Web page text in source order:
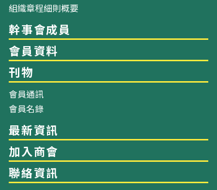
網站地圖
關於我們
組織章程細則概要
會員通訊
會員名錄